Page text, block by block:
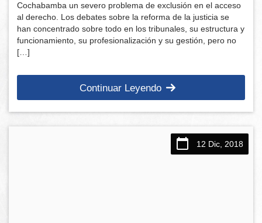
Cochabamba un severo problema de exclusión en el acceso
al derecho. Los debates sobre la reforma de la justicia se
han concentrado sobre todo en los tribunales, su estructura y
funcionamiento, su profesionalización y su gestión, pero no
[…]
Continuar Leyendo
12 Dic, 2018